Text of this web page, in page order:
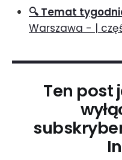
🔍 Temat
Warszawa - |
Ten post